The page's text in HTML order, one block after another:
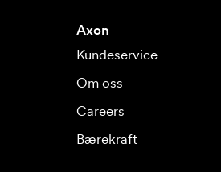
Axon
Kundeservice
Om oss
Careers
Bærekraft